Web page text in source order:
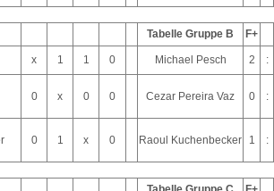
Tabelle Gruppe B F+
x 1 1 0 Michael Pesch 2 :
0 x 0 0 Cezar Pereira Vaz 0 :
0 1 x 0 Raoul Kuchenbecker 1 :